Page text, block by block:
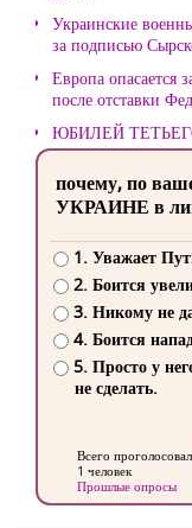
Украинские
за подписью
Европа опасается
после отставки
ЮБИЛЕЙ
почему, по
УКРАИНЕ в
1. Уважает
2. Боится
3. Никому не
4. Боится
5. Просто у
не сделать.
Всего
1 человек
Прошлые опросы